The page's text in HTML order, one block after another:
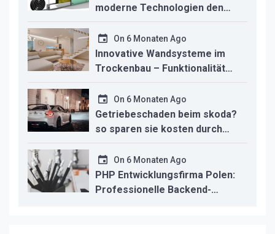
moderne Technologien den
Innenausbau revolutionieren
On 6 Monaten Ago
Innovative Wandsysteme im
Trockenbau – Funktionalität
trifft modernes Design
On 6 Monaten Ago
Getriebeschaden beim skoda?
so sparen sie kosten durch
professionelle instandsetzung
On 6 Monaten Ago
PHP Entwicklungsfirma Polen:
Professionelle Backend-